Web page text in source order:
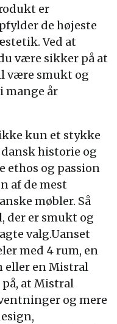
er
de højeste
Ved at
være sikker på at
være smukt og
mange år
kun et stykke
historie og
og passion
af de mest
møbler. Så
der er smukt og
valg.Uanset
med 4 rum, en
eller en Mistral
at Mistral
og mere